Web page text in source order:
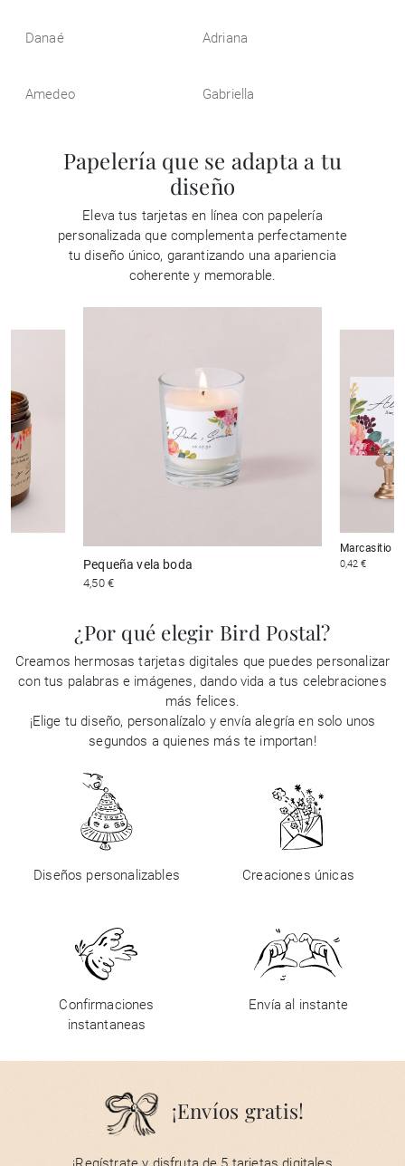
Danaé Adriana
Amedeo Gabriella
Papelería que se adapta a tu
diseño
Eleva tus tarjetas en línea con papelería
personalizada que complementa perfectamente
tu diseño único, garantizando una apariencia
coherente y memorable.
Pequeña vela boda
4,50 €
Marcasitio
0,42 €
¿Por qué elegir Bird Postal?
Creamos hermosas tarjetas digitales que puedes personalizar
con tus palabras e imágenes, dando vida a tus celebraciones
más felices.
¡Elige tu diseño, personalízalo y envía alegría en solo unos
segundos a quienes más te importan!
Diseños personalizables Creaciones únicas
Confirmaciones
instantaneas
Envía al instante
¡Envíos gratis!